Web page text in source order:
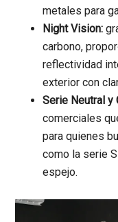
metales para
Night Vision:
carbono,
reflectividad
exterior con
Serie Neutral y
comerciales
para quienes
como la serie
espejo.